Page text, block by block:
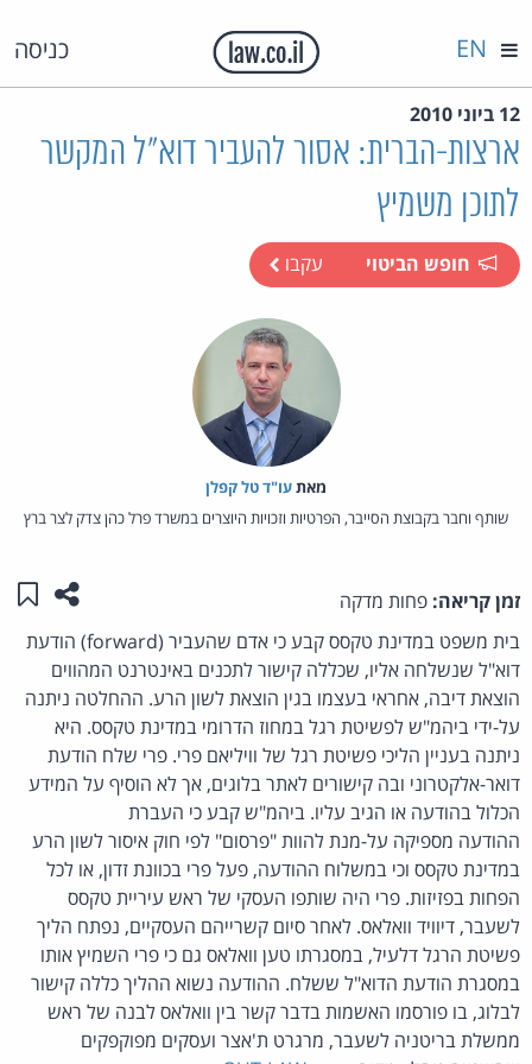
כניסה EN
12 ביוני 2010
ארצות-הברית: אסור להעביר דוא"ל המקשר
לתוכן משמיץ
חופש הביטוי עקבו
מאת‏עו"ד טל קפלן
שותף וחבר בקבוצת הסייבר, הפרטיות וזכויות היוצרים במשרד פרל כהן צדק לצר ברץ
זמן קריאה: פחות מדקה שתפו
בית משפט במדינת טקסס קבע כי אדם שהעביר (forward) הודעת
דוא"ל שנשלחה אליו, שכללה קישור לתכנים באינטרנט המהווים
הוצאת דיבה, אחראי בעצמו בגין הוצאת לשון הרע. ההחלטה ניתנה
על-ידי ביהמ"ש לפשיטת רגל במחוז הדרומי במדינת טקסס. היא
ניתנה בעניין הליכי פשיטת רגל של וויליאם פרי. פרי שלח הודעת
דואר-אלקטרוני ובה קישורים לאתר בלוגים, אך לא הוסיף על המידע
הכלול בהודעה או הגיב עליו. ביהמ"ש קבע כי העברת
ההודעה מספיקה על-מנת להוות "פרסום" לפי חוק איסור לשון הרע
במדינת טקסס וכי במשלוח ההודעה, פעל פרי בכוונת זדון, או לכל
הפחות בפזיזות. פרי היה שותפו העסקי של ראש עיריית טקסס
לשעבר, דיוויד וואלאס. לאחר סיום קשרייהם העסקיים, נפתח הליך
פשיטת הרגל דלעיל, במסגרתו טען וואלאס גם כי פרי השמיץ אותו
במסגרת הודעת הדוא"ל ששלח. ההודעה נשוא ההליך כללה קישור
לבלוג, בו פורסמו האשמות בדבר קשר בין וואלאס לבנה של ראש
ממשלת בריטניה לשעבר, מרגרט ת'אצר ועסקים מפוקפקים